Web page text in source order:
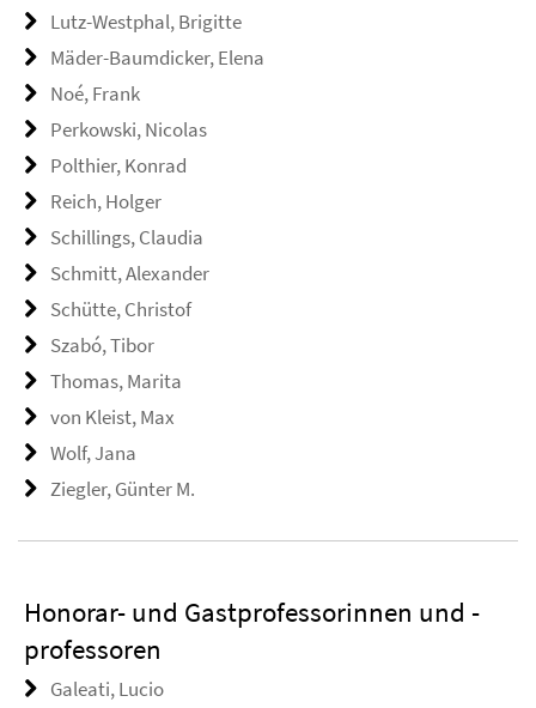
Lutz-Westphal, Brigitte
Mäder-Baumdicker, Elena
Noé, Frank
Perkowski, Nicolas
Polthier, Konrad
Reich, Holger
Schillings, Claudia
Schmitt, Alexander
Schütte, Christof
Szabó, Tibor
Thomas, Marita
von Kleist, Max
Wolf, Jana
Ziegler, Günter M.
Honorar- und Gastprofessorinnen und -
professoren
Galeati, Lucio